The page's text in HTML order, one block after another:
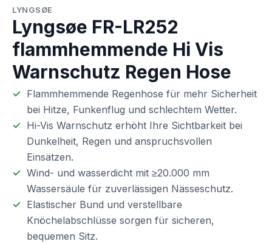
LYNGSØE
Lyngsøe FR-LR252
flammhemmende Hi Vis
Warnschutz Regen Hose
Flammhemmende Regenhose für mehr Sicherheit
bei Hitze, Funkenflug und schlechtem Wetter.
Hi-Vis Warnschutz erhöht Ihre Sichtbarkeit bei
Dunkelheit, Regen und anspruchsvollen
Einsätzen.
Wind- und wasserdicht mit ≥20.000 mm
Wassersäule für zuverlässigen Nässeschutz.
Elastischer Bund und verstellbare
Knöchelabschlüsse sorgen für sicheren,
bequemen Sitz.